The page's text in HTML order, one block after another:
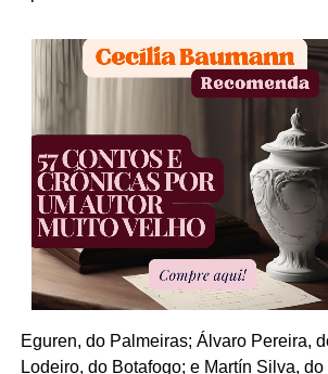
Eguren, do Palmeiras; Álvaro Pereira,
Lodeiro, do Botafogo; e Martín Silva,